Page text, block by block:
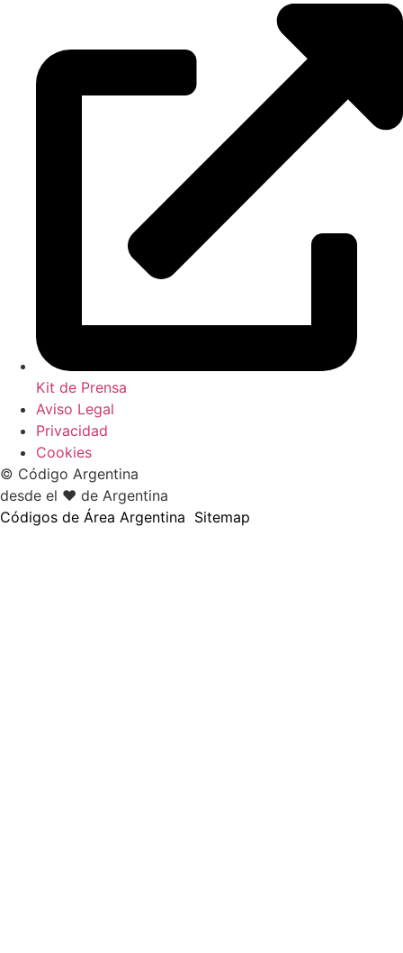
Kit de Prensa
Aviso Legal
Privacidad
Cookies
© Código Argentina
desde el ♥ de Argentina
Códigos de Área Argentina Sitemap